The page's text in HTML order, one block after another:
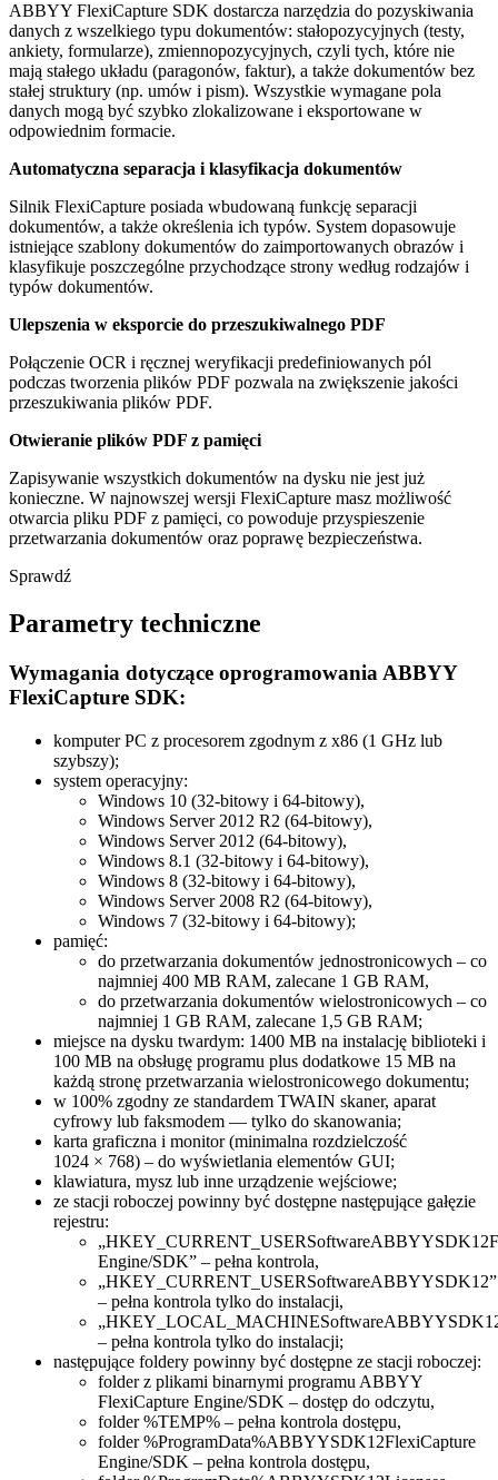
ABBYY FlexiCapture SDK dostarcza narzędzia do pozyskiwania
danych z wszelkiego typu dokumentów: stałopozycyjnych (testy,
ankiety, formularze), zmiennopozycyjnych, czyli tych, które nie
mają stałego układu (paragonów, faktur), a także dokumentów bez
stałej struktury (np. umów i pism). Wszystkie wymagane pola
danych mogą być szybko zlokalizowane i eksportowane w
odpowiednim formacie.
Automatyczna separacja i klasyfikacja dokumentów
Silnik FlexiCapture posiada wbudowaną funkcję separacji
dokumentów, a także określenia ich typów. System dopasowuje
istniejące szablony dokumentów do zaimportowanych obrazów i
klasyfikuje poszczególne przychodzące strony według rodzajów i
typów dokumentów.
Ulepszenia w eksporcie do przeszukiwalnego PDF
Połączenie OCR i ręcznej weryfikacji predefiniowanych pól
podczas tworzenia plików PDF pozwala na zwiększenie jakości
przeszukiwania plików PDF.
Otwieranie plików PDF z pamięci
Zapisywanie wszystkich dokumentów na dysku nie jest już
konieczne. W najnowszej wersji FlexiCapture masz możliwość
otwarcia pliku PDF z pamięci, co powoduje przyspieszenie
przetwarzania dokumentów oraz poprawę bezpieczeństwa.
Sprawdź
Parametry techniczne
Wymagania dotyczące oprogramowania ABBYY
FlexiCapture SDK:
komputer PC z procesorem zgodnym z x86 (1 GHz lub
szybszy);
system operacyjny:
Windows 10 (32-bitowy i 64-bitowy),
Windows Server 2012 R2 (64-bitowy),
Windows Server 2012 (64-bitowy),
Windows 8.1 (32-bitowy i 64-bitowy),
Windows 8 (32-bitowy i 64-bitowy),
Windows Server 2008 R2 (64-bitowy),
Windows 7 (32-bitowy i 64-bitowy);
pamięć:
do przetwarzania dokumentów jednostronicowych – co
najmniej 400 MB RAM, zalecane 1 GB RAM,
do przetwarzania dokumentów wielostronicowych – co
najmniej 1 GB RAM, zalecane 1,5 GB RAM;
miejsce na dysku twardym: 1400 MB na instalację biblioteki i
100 MB na obsługę programu plus dodatkowe 15 MB na
każdą stronę przetwarzania wielostronicowego dokumentu;
w 100% zgodny ze standardem TWAIN skaner, aparat
cyfrowy lub faksmodem — tylko do skanowania;
karta graficzna i monitor (minimalna rozdzielczość
1024 × 768) – do wyświetlania elementów GUI;
klawiatura, mysz lub inne urządzenie wejściowe;
ze stacji roboczej powinny być dostępne następujące gałęzie
rejestru:
Engine/SDK” – pełna kontrola,
„HKEY_CURRENT_USERSoftwareABBYYSDK12”
– pełna kontrola tylko do instalacji,
– pełna kontrola tylko do instalacji;
następujące foldery powinny być dostępne ze stacji roboczej:
folder z plikami binarnymi programu ABBYY
FlexiCapture Engine/SDK – dostęp do odczytu,
folder %TEMP% – pełna kontrola dostępu,
folder %ProgramData%ABBYYSDK12FlexiCapture
Engine/SDK – pełna kontrola dostępu,